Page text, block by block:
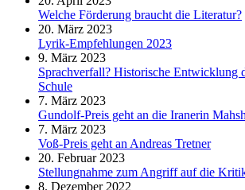
Welche Förderung braucht die Literatur?
20. März 2023
Lyrik-Empfehlungen 2023
9. März 2023
Sprachverfall? Historische Entwicklung
Schule
7. März 2023
Gundolf-Preis geht an die Iranerin
7. März 2023
Voß-Preis geht an Andreas Tretner
20. Februar 2023
Stellungnahme zum Angriff auf die
8. Dezember 2022